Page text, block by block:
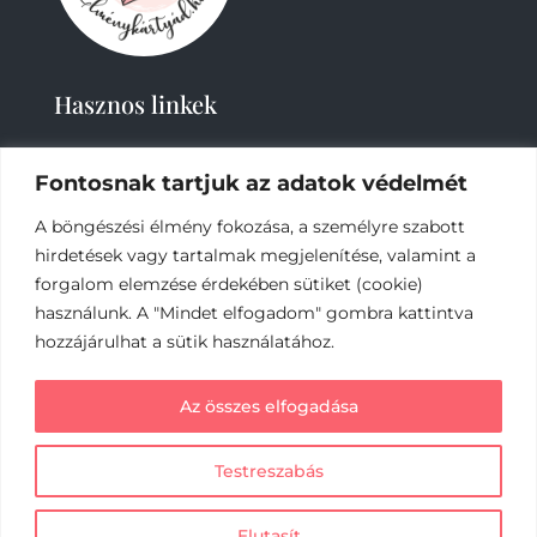
Fontosnak tartjuk az adatok védelmét
A böngészési élmény fokozása, a személyre szabott
hirdetések vagy tartalmak megjelenítése, valamint a
forgalom elemzése érdekében sütiket (cookie)
használunk. A "Mindet elfogadom" gombra kattintva
hozzájárulhat a sütik használatához.
Testreszabás
Az összes elfogadása
Hasznos linkek
2019-2023 – Élménykártyád-Nagy Tímea © Minden
jog fenntartva.
Az online fizetést a Barion Payment Zrt. biztosítja,
MNB engedély száma: H-EN-I-1064/2013